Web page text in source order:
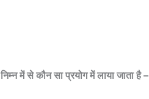
में से कौन सा प्रयोग में लाया जाता है –